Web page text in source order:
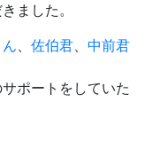
ました。
、 佐伯君、 中前君
ポートをしていた